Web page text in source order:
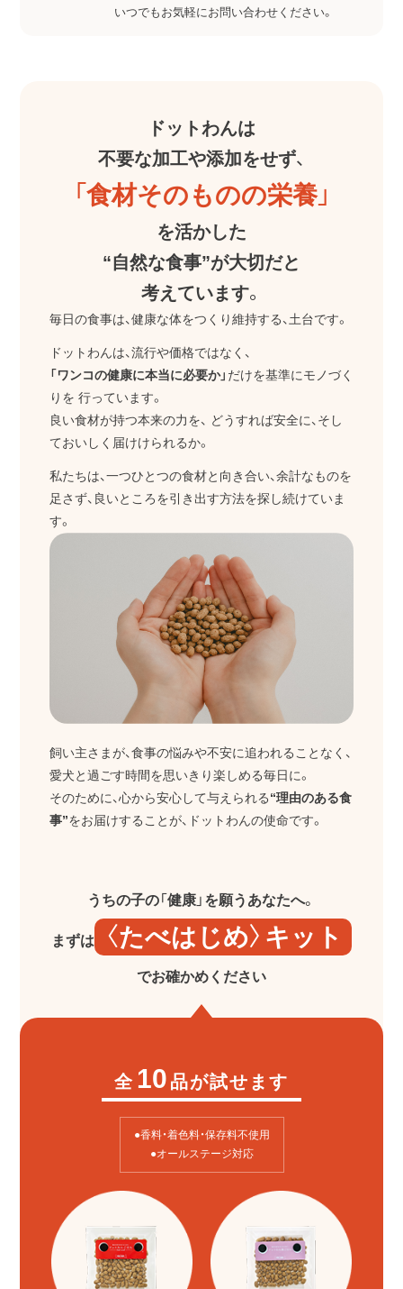
いつでもお気軽にお問い合わせください。
ドットわんは
不要な加工や添加をせず、
「食材そのものの栄養」
を活かした
“自然な食事”が大切だと
考えています。
毎日の食事は、健康な体をつくり維持する、土台です。
ドットわんは、流行や価格ではなく、
「ワンコの健康に本当に必要か」 だけを基準にモノづく
りを 行っています。
良い食材が持つ本来の力を、 どうすれば安全に、そし
ておいしく届けけられるか。
私たちは、一つひとつの食材と向き合い、余計なものを
足さず、良いところを引き出す方法を探し続けていま
す。
飼い主さまが、食事の悩みや不安に追われることなく、
愛犬と過ごす時間を思いきり楽しめる毎日に。
そのために、心から安心して与えられる“理由のある食
事”をお届けすることが、ドットわんの使命です。
うちの子の「健康」を願うあなたへ。
まずは 〈たべはじめ〉キット
でお確かめください
全 10 品が試せます
●香料・着色料・保存料不使用
●オールステージ対応